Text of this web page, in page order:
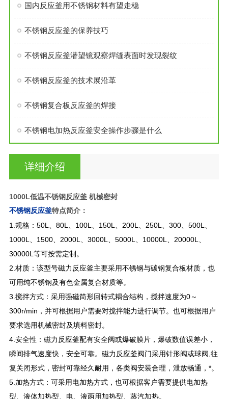
国内反应釜用不锈钢材料有望走稳
不锈钢反应釜的保养技巧
不锈钢反应釜潜望镜观察焊缝表面时发现裂纹
不锈钢反应釜的技术展沿革
不锈钢复合板反应釜的焊接
不锈钢电加热反应釜安全操作步骤是什么
详细介绍
1000L低温不锈钢反应釜 机械密封
不锈钢反应釜特点简介：
1. 规格：50L、80L、100L、150L、200L、250L、300、500L、
1000L、1500、2000L、3000L、5000L、10000L、20000L、
30000L等可按需定制。
2.材质：该型号磁力反应釜主要采用不锈钢与碳钢复合板材质，也
可用纯不锈钢及有色金属复合材质等。
3. 搅拌方式：采用强磁筒形回转式耦合结构，搅拌速度为0～
300r/min，并可根据用户需要对搅拌能力进行调节。也可根据用户
要求选用机械密封及填料密封。
4. 安全性：磁力反应釜配有安全阀或爆破膜片，爆破数值误差小，
瞬间排气速度快，安全可靠。磁力反应釜阀门采用针形阀或球阀,往
复关闭形式，密封可靠经久耐用，各类阀安装合理，泄放畅通，*。
5. 加热方式：可采用电加热方式，也可根据客户需要提供电加热
型、液体加热型、电、液两用加热型、蒸汽加热。